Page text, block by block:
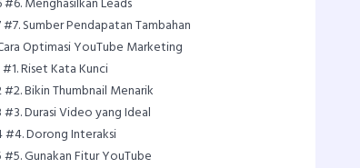
#7. Sumber Pendapatan Tambahan
Optimasi YouTube Marketing
#1. Riset Kata Kunci
#2. Bikin Thumbnail Menarik
#3. Durasi Video yang Ideal
#4. Dorong Interaksi
#5. Gunakan Fitur YouTube